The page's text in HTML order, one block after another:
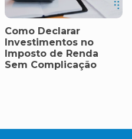
Como Declarar
Investimentos no
Imposto de Renda
Sem Complicação